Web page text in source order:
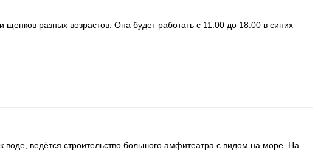
щенков разных возрастов. Она будет работать с 11:00 до 18:00 в синих
воде, ведётся строительство большого амфитеатра с видом на море. На